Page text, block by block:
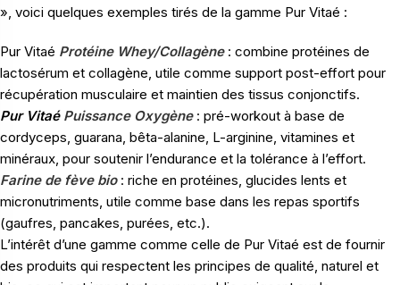
», voici quelques exemples tirés de la gamme Pur Vitaé :
Pur Vitaé Protéine Whey/Collagène: combine protéines de
lactosérum et collagène, utile comme support post-effort pour
récupération musculaire et maintien des tissus conjonctifs.
Pur Vitaé Puissance Oxygène : pré-workout à base de
cordyceps, guarana, bêta-alanine, L-arginine, vitamines et
minéraux, pour soutenir l’endurance et la tolérance à l’effort.
Farine de fève bio: riche en protéines, glucides lents et
micronutriments, utile comme base dans les repas sportifs
(gaufres, pancakes, purées, etc.).
L’intérêt d’une gamme comme celle de Pur Vitaé est de fournir
des produits qui respectent les principes de qualité, naturel et